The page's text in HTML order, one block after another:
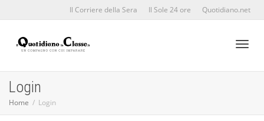
Il Corriere della Sera Il Sole 24 ore Quotidiano.net
Login
Home Login